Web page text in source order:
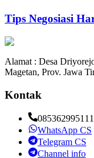
Tips Negosiasi
Alamat : Desa
Magetan, Prov. Jawa
Kontak
085362995111
WhatsApp CS
Telegram CS
Channel info